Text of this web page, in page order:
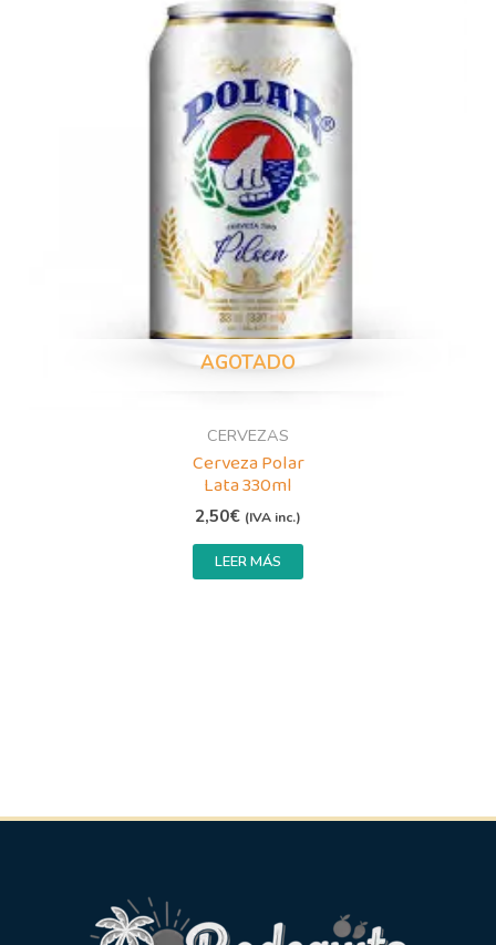
AGOTADO
CERVEZAS
Cerveza Polar
Lata 330ml
2,50€ (IVA inc.)
LEER MÁS